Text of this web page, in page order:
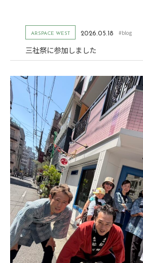
ARSPACE WEST 2026.05.18 #blog
三社祭に参加しました